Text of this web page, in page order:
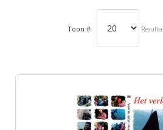
Toon #